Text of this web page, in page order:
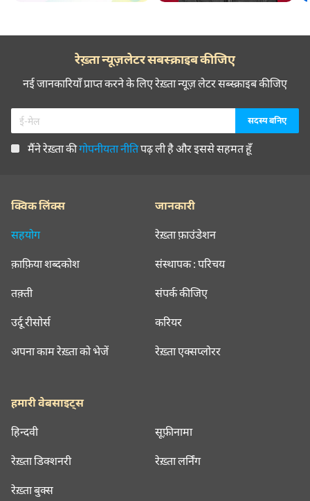
रेख़्ता न्यूज़लेटर सबस्क्राइब कीजिए
नई जानकारियाँ प्राप्त करने के लिए रेख़्ता न्यूज़ लेटर सब्स्क्राइब कीजिए
मैंने रेख़्ता कीगोपनीयता नीतिपढ़ ली है और इससे सहमत हूँ
क्विक लिंक्स
सहयोग
क़ाफ़िया शब्दकोश
तक़्ती
उर्दू रीसोर्स
अपना काम रेख़्ता को भेजें
जानकारी
रेख़्ता फ़ाउंडेशन
संस्थापक : परिचय
संपर्क कीजिए
करियर
रेख़्ता एक्सप्लोरर
हमारी वेबसाइट्स
हिन्दवी सूफ़ीनामा
रेख़्ता डिक्शनरी रेख़्ता लर्निंग
रेख़्ता बुक्स